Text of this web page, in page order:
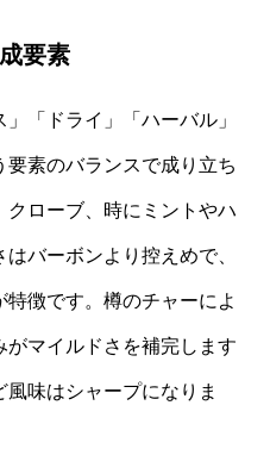
要素
「ドライ」「ハーバル」
要素のバランスで成り立ち
クローブ、時にミントやハ
バーボンより控えめで、
徴です。樽のチャーによ
がマイルドさを補完します
味はシャープになりま